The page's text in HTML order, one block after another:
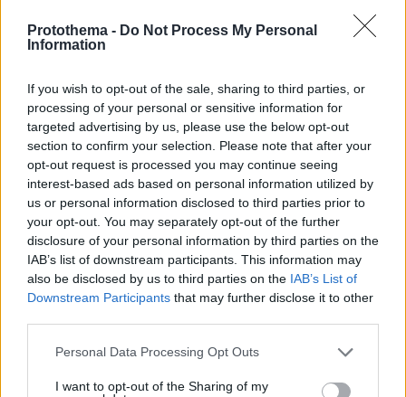
Protothema - Do Not Process My Personal
Information
If you wish to opt-out of the sale, sharing to third parties, or
processing of your personal or sensitive information for
targeted advertising by us, please use the below opt-out
section to confirm your selection. Please note that after your
opt-out request is processed you may continue seeing
interest-based ads based on personal information utilized by
us or personal information disclosed to third parties prior to
your opt-out. You may separately opt-out of the further
disclosure of your personal information by third parties on the
IAB’s list of downstream participants. This information may
also be disclosed by us to third parties on the IAB’s List of
Downstream Participants that may further disclose it to other
Please note that this website/app uses one or more Google
not limited to your visit or usage behaviour. You may click to
Personal Data Processing Opt Outs
I want to opt-out of the Sharing of my
Στη ΓΑΔΑ κρατείται η 46χρονη που κατηγορείται
για την επίθεση στη Marfin, δείτε βίντεο και
φωτογραφίες
06.08.2026, 23:17